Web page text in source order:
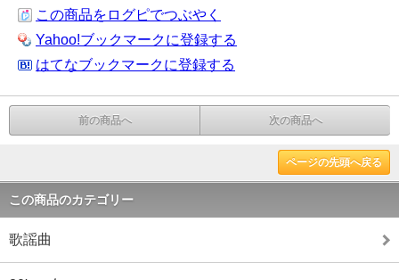
この商品をログピでつぶやく
Yahoo!ブックマークに登録する
はてなブックマークに登録する
前の商品へ 次の商品へ
ページの先頭へ戻る
この商品のカテゴリー
歌謡曲